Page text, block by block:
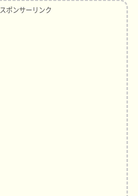
スポンサーリンク